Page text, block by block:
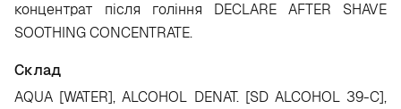
концентрат після гоління DECLARE AFTER SHAVE
SOOTHING CONCENTRATE.
Склад
AQUA [WATER], ALCOHOL DENAT. [SD ALCOHOL 39-C],